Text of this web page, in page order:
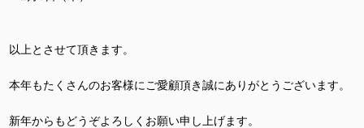
以上とさせて頂きます。
本年もたくさんのお客様にご愛顧頂き誠にありがとうございます。
新年からもどうぞよろしくお願い申し上げます。